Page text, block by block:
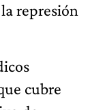
represión
cubre